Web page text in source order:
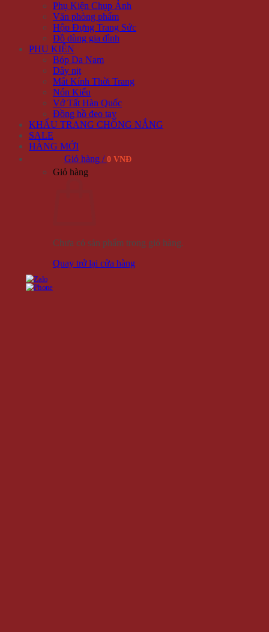
Phụ Kiện Chụp Ảnh
Văn phòng phẩm
Hộp Đựng Trang Sức
Đồ dùng gia đình
PHỤ KIỆN
Bóp Da Nam
Dây nịt
Mắt Kính Thời Trang
Nón Kiểu
Vớ Tất Hàn Quốc
Đồng hồ đeo tay
KHẨU TRANG CHỐNG NẮNG
SALE
HÀNG MỚI
Giỏ hàng / 0 VNĐ
Giỏ hàng
Chưa có sản phẩm trong giỏ hàng.
Quay trở lại cửa hàng